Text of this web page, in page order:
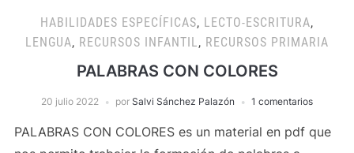
HABILIDADES ESPECÍFICAS, LECTO-ESCRITURA,
LENGUA, RECURSOS INFANTIL, RECURSOS PRIMARIA
PALABRAS CON COLORES
20 julio 2022 por Salvi Sánchez Palazón 1 comentarios
PALABRAS CON COLORES es un material en pdf que